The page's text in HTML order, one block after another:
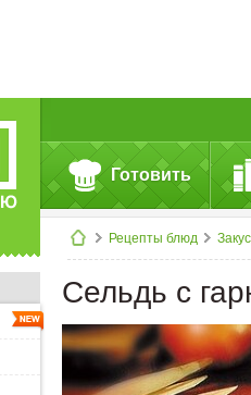
Готовить
Рецепты блюд
Сельдь с